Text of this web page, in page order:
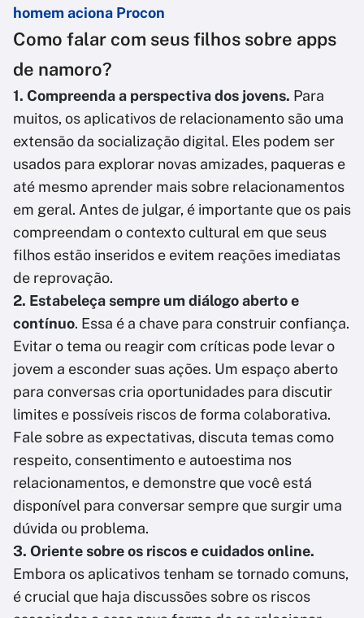
homem aciona Procon
Como falar com seus filhos sobre apps
de namoro?
1. Compreenda a perspectiva dos jovens. Para
muitos, os aplicativos de relacionamento são uma
extensão da socialização digital. Eles podem ser
usados para explorar novas amizades, paqueras e
até mesmo aprender mais sobre relacionamentos
em geral. Antes de julgar, é importante que os pais
compreendam o contexto cultural em que seus
filhos estão inseridos e evitem reações imediatas
de reprovação.
2. Estabeleça sempre um diálogo aberto e
contínuo. Essa é a chave para construir confiança.
Evitar o tema ou reagir com críticas pode levar o
jovem a esconder suas ações. Um espaço aberto
para conversas cria oportunidades para discutir
limites e possíveis riscos de forma colaborativa.
Fale sobre as expectativas, discuta temas como
respeito, consentimento e autoestima nos
relacionamentos, e demonstre que você está
disponível para conversar sempre que surgir uma
dúvida ou problema.
3. Oriente sobre os riscos e cuidados online.
Embora os aplicativos tenham se tornado comuns,
é crucial que haja discussões sobre os riscos